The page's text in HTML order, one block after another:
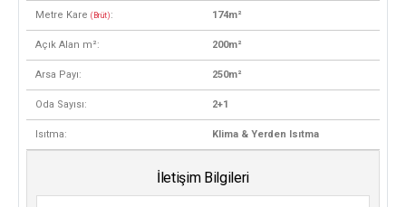
Metre Kare (Brüt) : 174m²
Açık Alan m²: 200m²
Arsa Payı: 250m²
Oda Sayısı: 2+1
Isıtma: Klima & Yerden Isıtma
İletişim Bilgileri